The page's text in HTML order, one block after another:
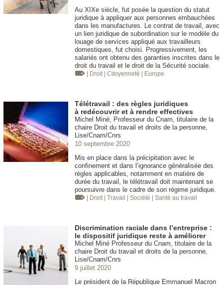
Au XIXe siècle, fut posée la question du statut
juridique à appliquer aux personnes embauchées
dans les manufactures. Le contrat de travail, avec
un lien juridique de subordination sur le modèle du
louage de services appliqué aux travailleurs
domestiques, fut choisi. Progressivement, les
salariés ont obtenu des garanties inscrites dans le
droit du travail et le droit de la Sécurité sociale.
| Droit | Citoyenneté | Europe
Télétravail : des règles juridiques
à redécouvrir et à rendre effectives
Michel Miné, Professeur du Cnam, titulaire de la
chaire Droit du travail et droits de la personne,
Lise/Cnam/Cnrs
10 septembre 2020
Mis en place dans la précipitation avec le
confinement et dans l’ignorance généralisée des
règles applicables, notamment en matière de
durée du travail, le télétravail doit maintenant se
poursuivre dans le cadre de son régime juridique.
| Droit | Travail | Société | Santé au travail
Discrimination raciale dans l’entreprise :
le dispositif juridique reste à améliorer
Michel Miné Professeur du Cnam, titulaire de la
chaire Droit du travail et droits de la personne,
Lise/Cnam/Cnrs
9 juillet 2020
Le président de la République Emmanuel Macron